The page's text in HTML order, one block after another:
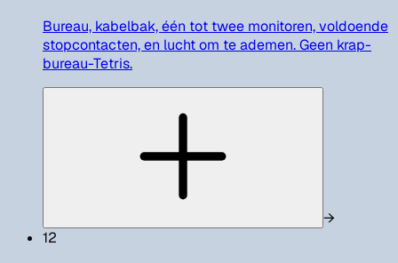
Bureau, kabelbak, één tot twee monitoren, voldoende
stopcontacten, en lucht om te ademen. Geen krap-
bureau-Tetris.
→
12